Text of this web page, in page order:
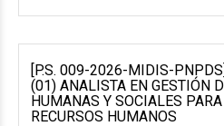
[P.S. 009-2026-MIDIS-
(01) ANALISTA EN GESTIÓN
HUMANAS Y SOCIALES
RECURSOS HUMANOS